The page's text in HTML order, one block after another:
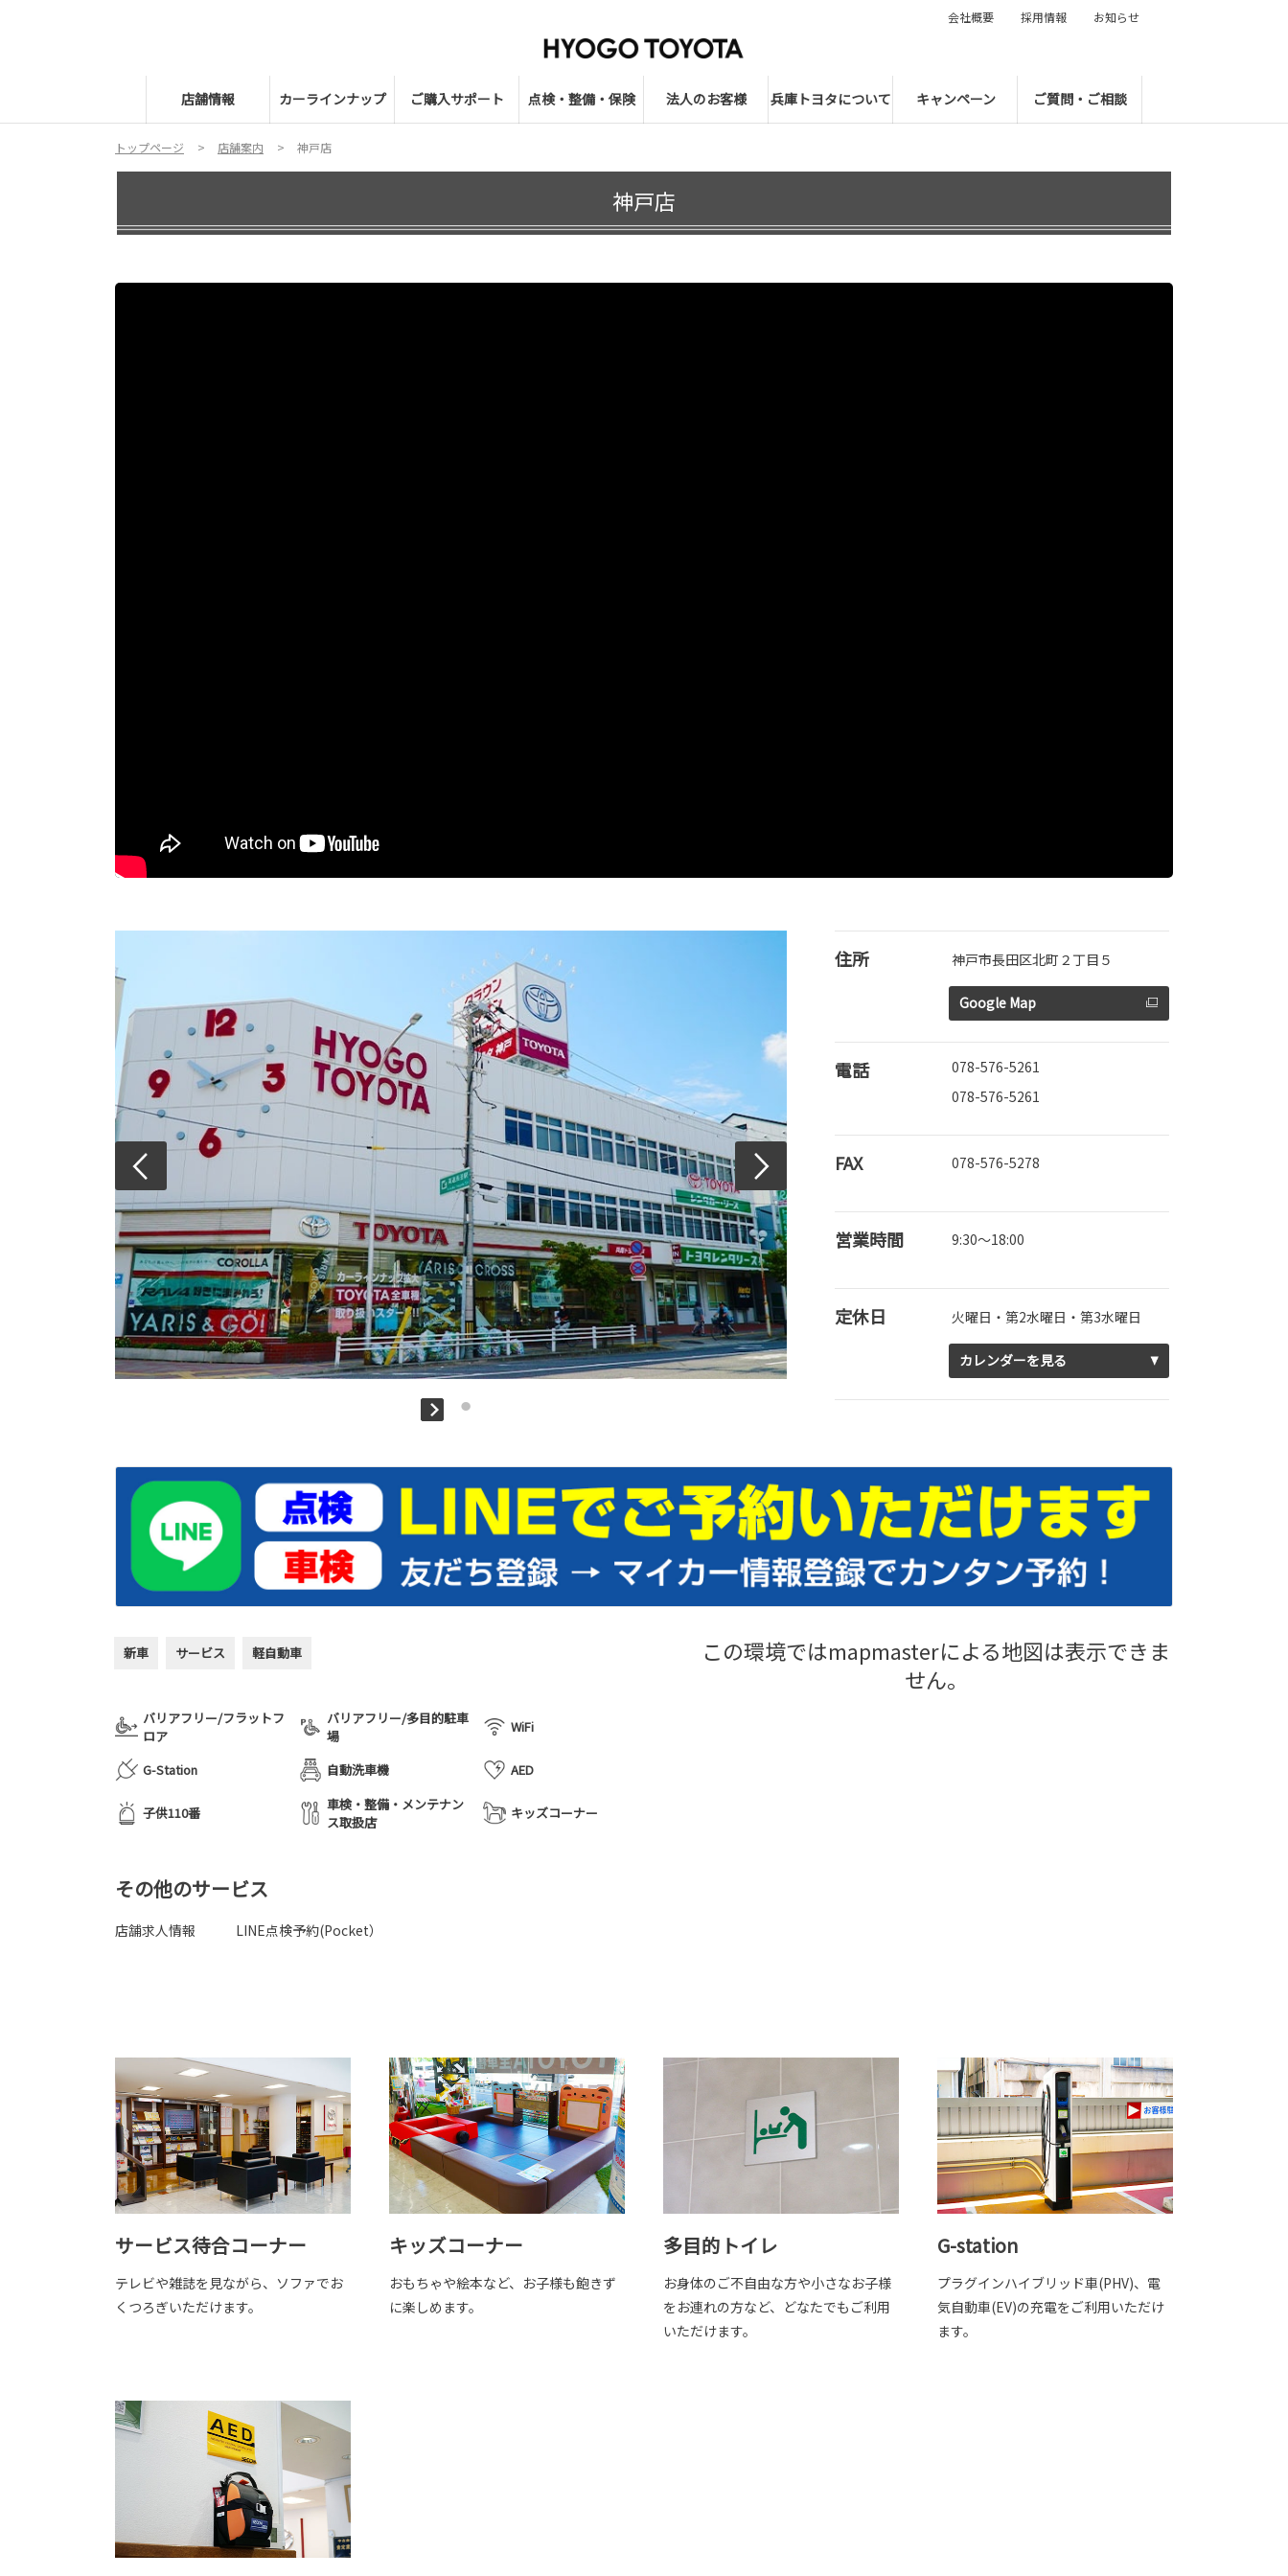
店舗情報 カーラインナップ ご購入サポート 点検・整備・保険 法人のお客様 兵庫トヨタについて キャンペーン ご質問・ご相談
会社概要 採用情報 お知らせ
トップページ 店舗案内 神戸店
神戸店
住所 神戸市長田区北町２丁目５
Google Map
電話
078-576-5261
078-576-5261
FAX 078-576-5278
営業時間 9:30～18:00
定休日 火曜日・第2水曜日・第3水曜日
カレンダーを見る
新車 サービス 軽自動車
バリアフリー/フラットフ
ロア
バリアフリー/多目的駐車
場
WiFi
G-Station 自動洗車機 AED
子供110番
車検・整備・メンテナン
ス取扱店
キッズコーナー
その他のサービス
店舗求人情報 LINE点検予約(Pocket）
この環境ではmapmasterによる地図は表示できま
せん。
サービス待合コーナー
テレビや雑誌を見ながら、ソファでお
くつろぎいただけます。
キッズコーナー
おもちゃや絵本など、お子様も飽きず
に楽しめます。
多目的トイレ
お身体のご不自由な方や小さなお子様
をお連れの方など、どなたでもご利用
いただけます。
G-station
プラグインハイブリッド車(PHV)、電
気自動車(EV)の充電をご利用いただけ
ます。